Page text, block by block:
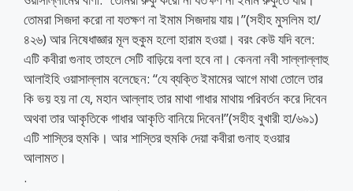
তোমরা সিজদা করো না যতক্ষণ না ইমাম সিজদায় যায়।”(সহীহ মুসলিম হা/
৪২৬) আর নিষেধাজ্ঞার মূল হুকুম হলো হারাম হওয়া। বরং কেউ যদি বলে:
এটি কবীরা গুনাহ তাহলে সেটি বাড়িয়ে বলা হবে না। কেননা নবী সাল্লাল্লাহু
আলাইহি ওয়াসাল্লাম বলেছেন: “যে ব্যক্তি ইমামের আগে মাথা তোলে তার
কি ভয় হয় না যে, মহান আল্লাহ তার মাথা গাধার মাথায় পরিবর্তন করে দিবেন
অথবা তার আকৃতিকে গাধার আকৃতি বানিয়ে দিবেন!”(সহীহ বুখারী হা/৬৯১)
এটি শাস্তির হুমকি। আর শাস্তির হুমকি দেয়া কবীরা গুনাহ হওয়ার
আলামত।
.